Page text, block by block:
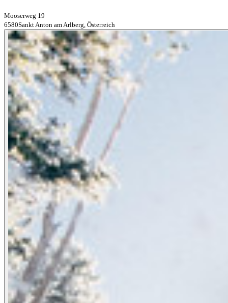
Mooserweg 19
6580Sankt Anton am Arlberg, Österreich